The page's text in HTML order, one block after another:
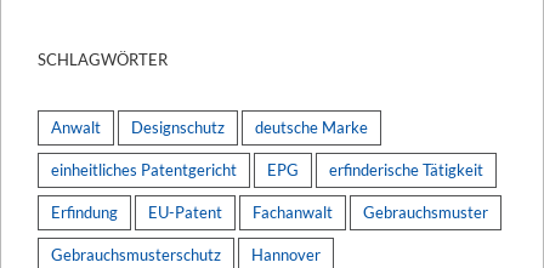
SCHLAGWÖRTER
Anwalt Designschutz deutsche Marke
einheitliches Patentgericht EPG erfinderische Tätigkeit
Erfindung EU-Patent Fachanwalt Gebrauchsmuster
Gebrauchsmusterschutz Hannover